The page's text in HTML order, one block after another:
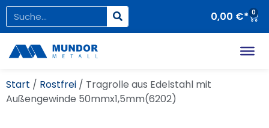
0,00 € 0
Start / Rostfrei / Tragrolle aus Edelstahl mit
Außengewinde 50mmx1,5mm(6202)